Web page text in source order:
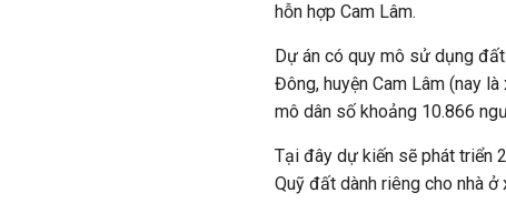
hỗn hợp Cam Lâm.
Dự án có quy mô sử dụng
Đông, huyện Cam Lâm (nay
mô dân số khoảng 10.866
Tại đây dự kiến sẽ phát triển
Quỹ đất dành riêng cho nhà ở